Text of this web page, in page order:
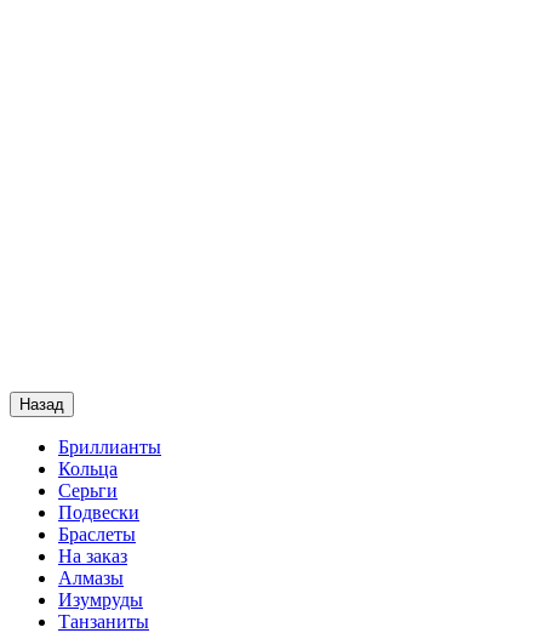
Назад
Бриллианты
Кольца
Серьги
Подвески
Браслеты
На заказ
Алмазы
Изумруды
Танзаниты